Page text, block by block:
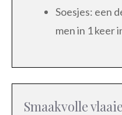
Soesjes: een
men in 1 keer
Smaakvolle